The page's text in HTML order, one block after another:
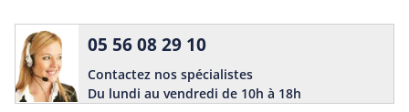
05 56 08 29 10
Contactez nos spécialistes
Du lundi au vendredi de 10h à 18h